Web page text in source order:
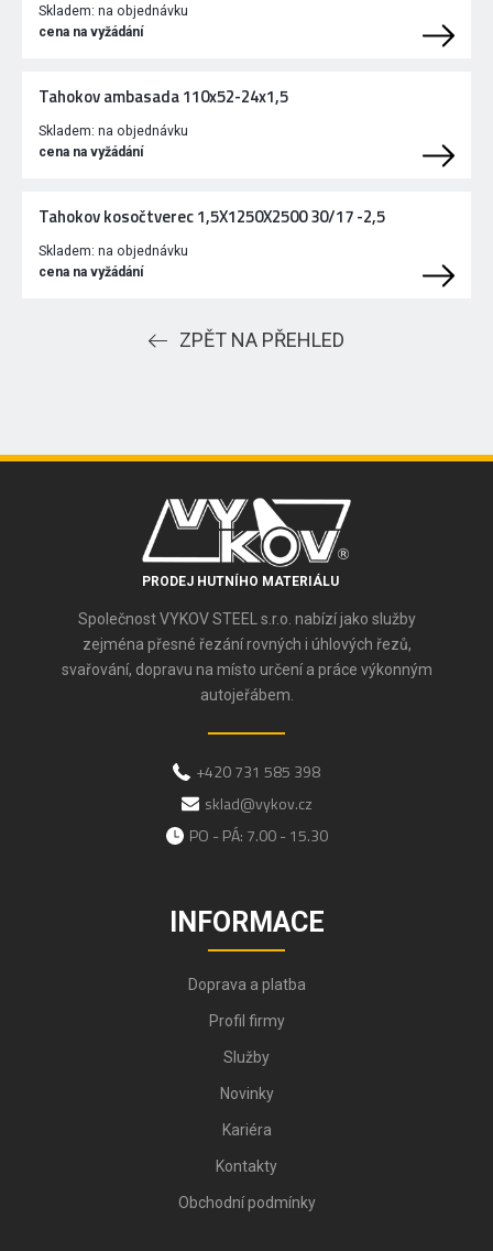
Skladem: na objednávku
cena na vyžádání
Tahokov ambasada 110x52-24x1,5
Skladem: na objednávku
cena na vyžádání
Tahokov kosočtverec 1,5X1250X2500 30/17 -2,5
Skladem: na objednávku
cena na vyžádání
ZPĚT NA PŘEHLED
PRODEJ HUTNÍHO MATERIÁLU
Společnost VYKOV STEEL s.r.o. nabízí jako služby
zejména přesné řezání rovných i úhlových řezů,
svařování, dopravu na místo určení a práce výkonným
autojeřábem.
+420 731 585 398
sklad@vykov.cz
PO - PÁ: 7.00 - 15.30
INFORMACE
Doprava a platba
Profil firmy
Služby
Novinky
Kariéra
Kontakty
Obchodní podmínky